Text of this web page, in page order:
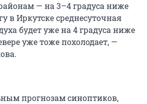
— на 3–4 градуса ниже
в Иркутске среднесуточная
будет уже на 4 градуса ниже
уже тоже похолодает, —
прогнозам синоптиков,